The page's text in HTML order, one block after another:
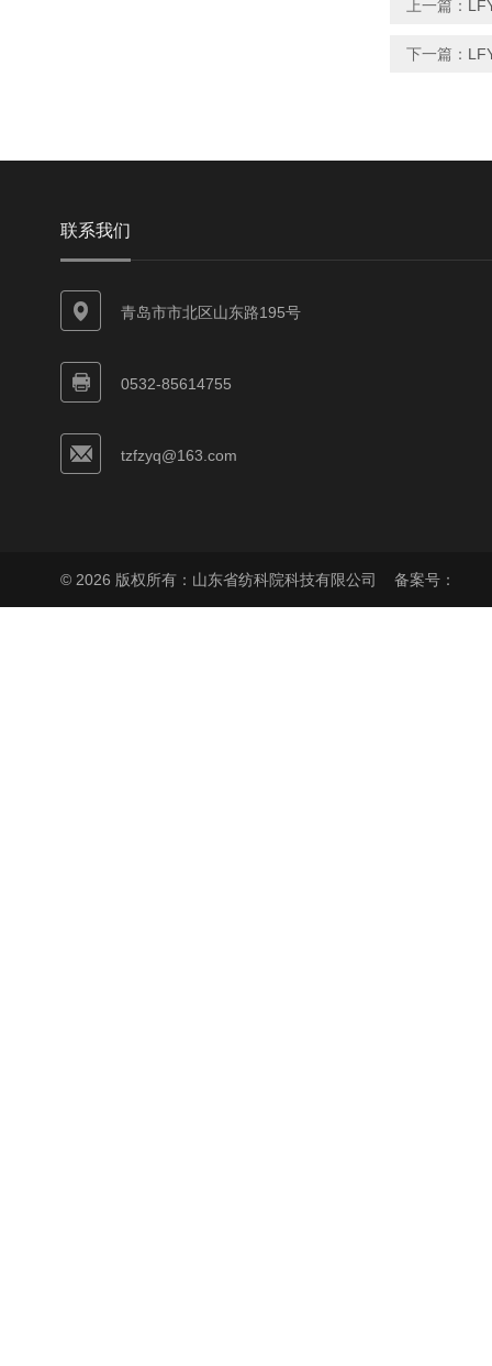
上一篇：
下一篇：
联系我们
青岛市市北区山东路195号
0532-85614755
tzfzyq@163.com
© 2026 版权所有：山东省纺科院科技有限公司 备案号：